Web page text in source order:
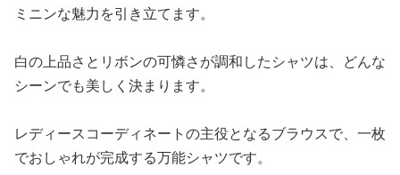
ミニンな魅力を引き立てます。
白の上品さとリボンの可憐さが調和したシャツは、どんな
シーンでも美しく決まります。
レディースコーディネートの主役となるブラウスで、一枚
でおしゃれが完成する万能シャツです。